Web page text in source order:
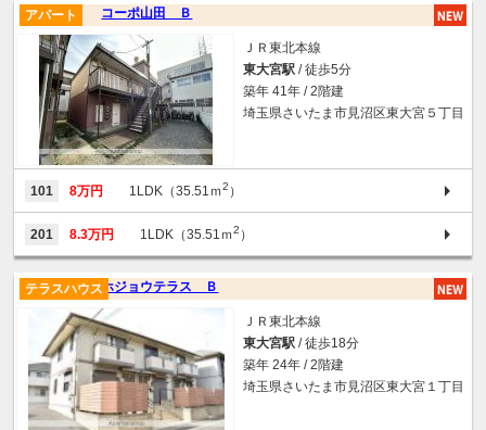
コーポ山田 Ｂ
アパート
ＪＲ東北本線
東大宮駅 / 徒歩5分
築年 41年 / 2階建
埼玉県さいたま市見沼区東大宮５丁目
101 8万円 1LDK（35.51ｍ2 ）
201 8.3万円 1LDK（35.51ｍ2 ）
ホジョウテラス Ｂ
テラスハウス
ＪＲ東北本線
東大宮駅 / 徒歩18分
築年 24年 / 2階建
埼玉県さいたま市見沼区東大宮１丁目